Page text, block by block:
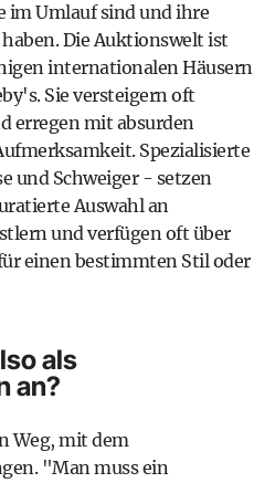
im Umlauf sind und ihre
Die Auktionswelt ist
internationalen Häusern
Sie versteigern oft
erregen mit absurden
Spezialisierte
und Schweiger - setzen
Auswahl an
und verfügen oft über
einen bestimmten Stil oder
als
an?
Weg, mit dem
"Man muss ein